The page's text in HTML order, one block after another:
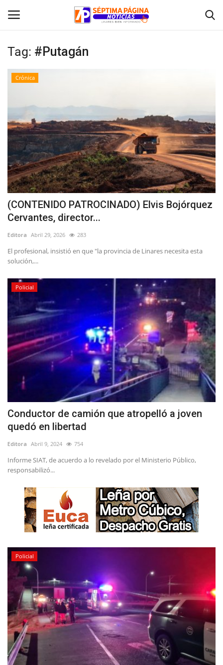
Inicio
Policial
Tribunales
Deporte
Política
Espectáculos
Tag: #Putagán
Crónica
(CONTENIDO PATROCINADO) Elvis Bojórquez
Cervantes, director...
Editora Abril 29, 2026 283
El profesional, insistió en que "la provincia de Linares necesita esta
solución,...
Policial
Conductor de camión que atropelló a joven
quedó en libertad
Editora Abril 9, 2024 754
Informe SIAT, de acuerdo a lo revelado por el Ministerio Público,
responsabilizó...
Policial